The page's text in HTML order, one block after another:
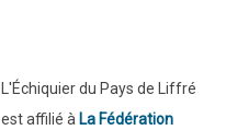
L'Échiquier du Pays de Liffré
est affilié à La Fédération